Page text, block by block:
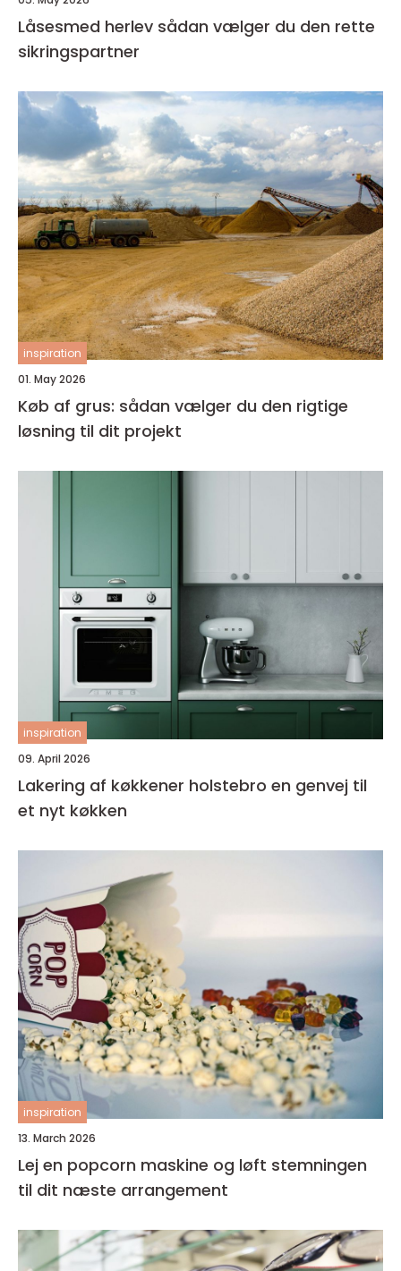
Låsesmed herlev sådan vælger du den rette
sikringspartner
inspiration
01. May 2026
Køb af grus: sådan vælger du den rigtige
løsning til dit projekt
inspiration
09. April 2026
Lakering af køkkener holstebro en genvej til
et nyt køkken
inspiration
13. March 2026
Lej en popcorn maskine og løft stemningen
til dit næste arrangement